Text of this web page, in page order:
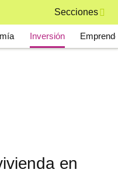
Secciones
Inversión
en